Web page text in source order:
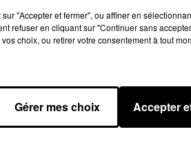
o-cha est un ancien commandant de
en 2014. Depuis juillet, un
"Accepter et fermer", ou affiner en
refuser en cliquant sur "Continuer sans
choix, ou retirer votre consentement à tout
Gérer mes choix Accepter